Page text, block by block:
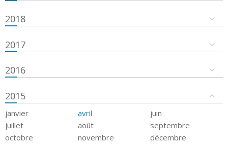
2018
2017
2016
2015
janvier avril
juin
juillet
août
septembre
octobre
novembre décembre